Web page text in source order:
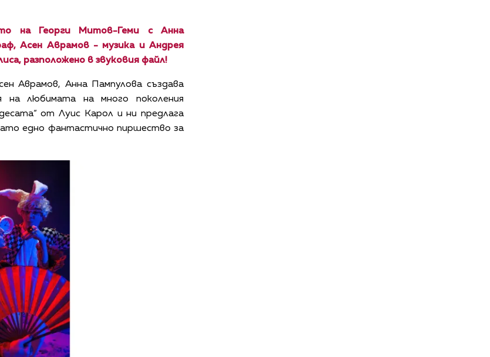
на Георги Митов-Геми с Анна
Асен Аврамов - музика и Андрея
разположено в звуковия файл!
Аврамов, Анна Пампулова създава
на любимата на много поколения
от Луис Карол и ни предлага
едно фантастично пиршество за